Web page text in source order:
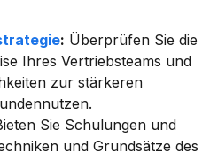
: Überprüfen Sie die
Ihres Vertriebsteams und
zur stärkeren
Sie Schulungen und
und Grundsätze des